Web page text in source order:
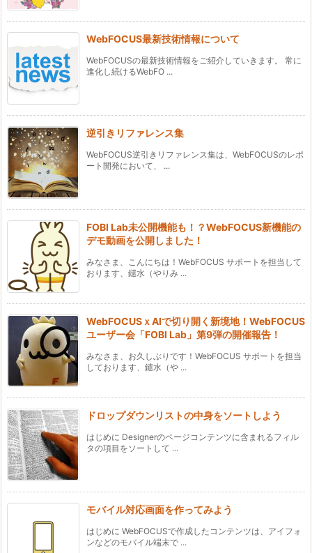
WebFOCUS最新技術情報について
WebFOCUSの最新技術情報をご紹介していきます。 常に
進化し続けるWebFO ...
逆引きリファレンス集
WebFOCUS逆引きリファレンス集は、WebFOCUSのレポ
ート開発において、 ...
FOBI Lab未公開機能も！？WebFOCUS新機能の
デモ動画を公開しました！
みなさま、こんにちは！WebFOCUS サポートを担当して
おります、鑓水（やりみ ...
WebFOCUSｘAIで切り開く新境地！WebFOCUS
ユーザー会「FOBI Lab」第9弾の開催報告！
みなさま、お久しぶりです！WebFOCUS サポートを担当
しております、鑓水（や ...
ドロップダウンリストの中身をソートしよう
はじめに Designerのページコンテンツに含まれるフィル
タの項目をソートして ...
モバイル対応画面を作ってみよう
はじめに WebFOCUSで作成したコンテンツは、アイフォ
ンなどのモバイル端末で ...